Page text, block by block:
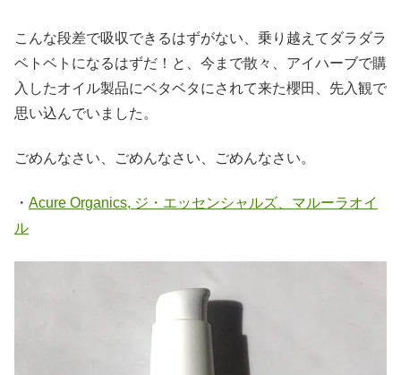
こんな段差で吸収できるはずがない、乗り越えてダラダラ
ベトベトになるはずだ！と、今まで散々、アイハーブで購
入したオイル製品にベタベタにされて来た櫻田、先入観で
思い込んでいました。
ごめんなさい、ごめんなさい、ごめんなさい。
・ Acure Organics, ジ・エッセンシャルズ、マルーラオイ
ル